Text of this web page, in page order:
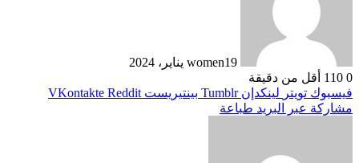
women19 يناير، 2024
0
أقل من دقيقة
فيسبوك تويتر لينكدإن بينتيريست
مشاركة عبر البريد طباعة